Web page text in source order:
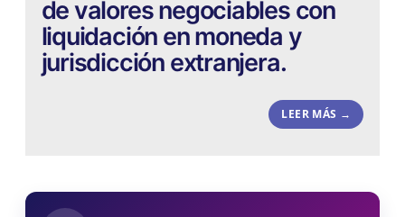
de valores negociables con
liquidación en moneda y
jurisdicción extranjera.
LEER MÁS →